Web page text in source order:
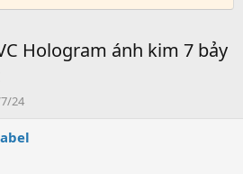
Hologram ánh kim 7 bảy
24